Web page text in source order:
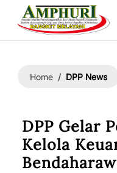
Home DPP News
DPP Gelar
Kelola